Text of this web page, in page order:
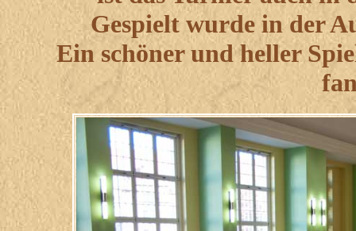
Gespielt wurde in der
Ein schöner und heller